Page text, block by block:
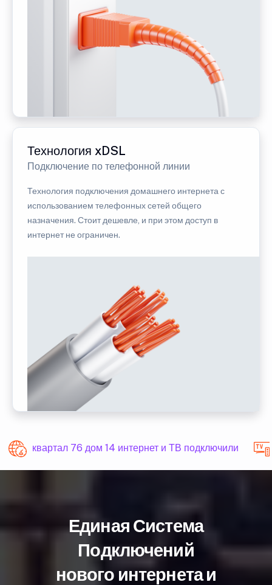
Технология xDSL
Подключение по телефонной линии
Технология подключения домашнего интернета с
использованием телефонных сетей общего
назначения. Стоит дешевле, и при этом доступ в
интернет не ограничен.
квартал 76 дом 14 интернет и ТВ подключили
Единая Система
Подключений
нового интернета и